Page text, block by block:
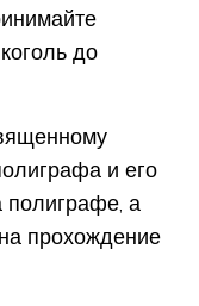
до
и его
полиграфе, а
прохождение